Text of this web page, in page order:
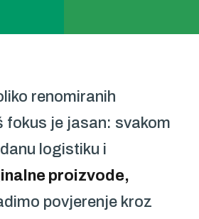
renomiranih
fokus je jasan: svakom
logistiku i
proizvode,
povjerenje kroz